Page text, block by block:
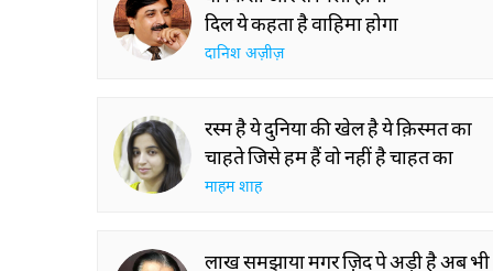
दिल ये कहता है वाहिमा होगा
दानिश अज़ीज़
रस्म है ये दुनिया की खेल है ये क़िस्मत का
चाहते जिसे हम हैं वो नहीं है चाहत का
माहम शाह
लाख समझाया मगर ज़िद पे अड़ी है अब भी